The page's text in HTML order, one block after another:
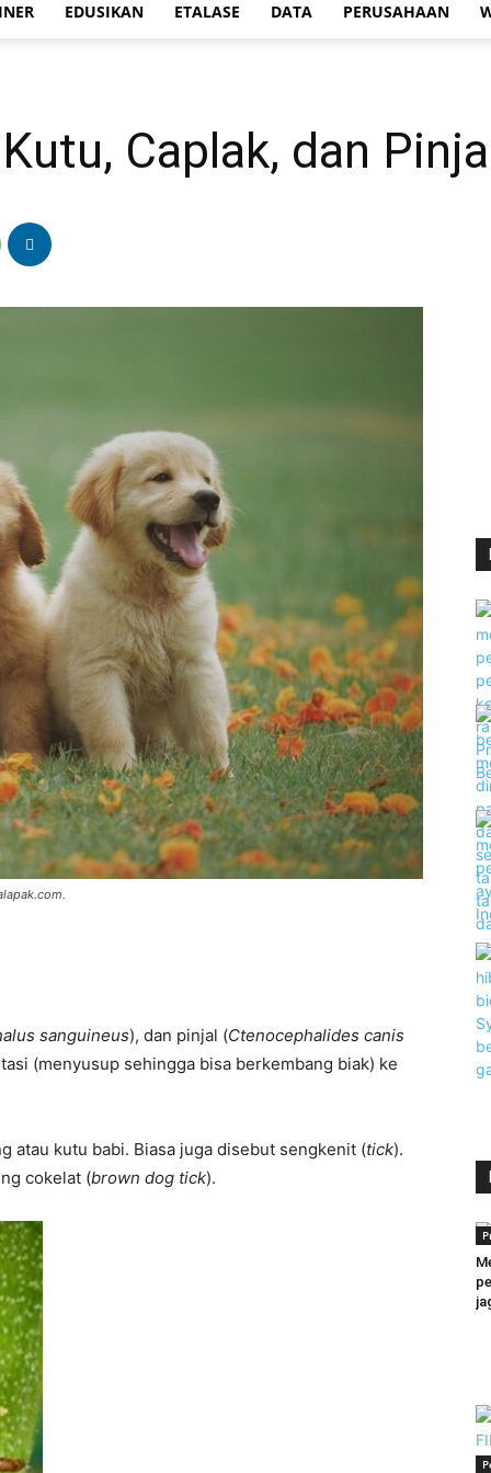
EDUSIKAN ETALASE DATA PERUSAHAAN
Caplak, dan
sanguineus), dan pinjal (Ctenocephalides canis
(menyusup sehingga bisa berkembang biak) ke
atau kutu babi. Biasa juga disebut sengkenit (tick).
cokelat (brown dog tick).